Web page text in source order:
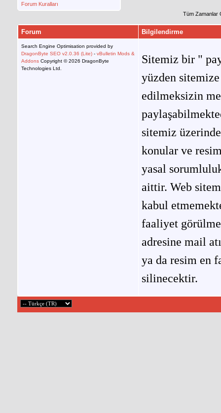
Forum Kuralları
Tüm Zamanlar
Forum Bilgilendirme
Search Engine Optimisation provided by
DragonByte SEO v2.0.36 (Lite) - vBulletin Mods &
Addons Copyright © 2026 DragonByte
Technologies Ltd.
Sitemiz bir "
yüzden
edilmeksizin
sitemiz
konular ve
yasal
aittir. Web
kabul
faaliyet
adresine mail
ya da resim en
silinecektir.